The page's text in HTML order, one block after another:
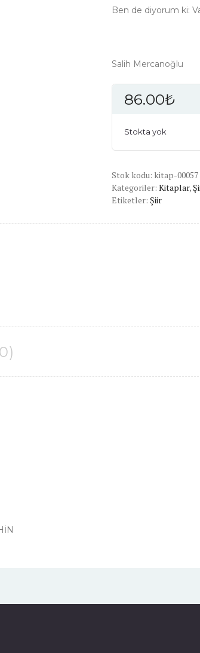
Ben de diyorum ki:
Salih Mercanoğlu
86.00₺
Stokta yok
Stok kodu: kitap-00057
Kategoriler: Kitaplar,
Etiketler: Şiir